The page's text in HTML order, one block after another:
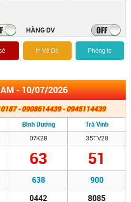
HÀNG DV
In Vé Dò Phóng to
- 10/07/2026
- 0908614439 - 0945114439
Bình Dương Trà Vinh
07K28 35TV28
63 51
638 900
0442
8085